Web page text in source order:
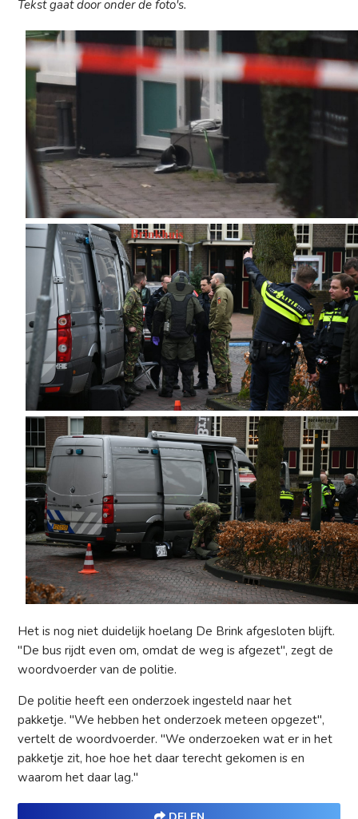
Tekst gaat door onder de foto's.
Het is nog niet duidelijk hoelang De Brink afgesloten blijft.
"De bus rijdt even om, omdat de weg is afgezet", zegt de
woordvoerder van de politie.
De politie heeft een onderzoek ingesteld naar het
pakketje. "We hebben het onderzoek meteen opgezet",
vertelt de woordvoerder. "We onderzoeken wat er in het
pakketje zit, hoe hoe het daar terecht gekomen is en
waarom het daar lag."